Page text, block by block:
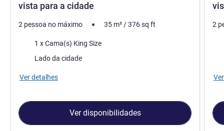
vista para a cidade
2 pessoa no máximo 35 m²/376sq ft
Cama1 x Cama(s) King Size
Vistas:Lado da cidade
Ver detalhes
Ver disponibilidades
2